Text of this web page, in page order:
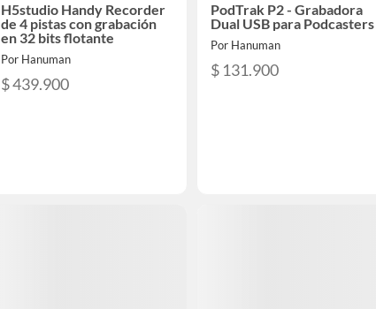
H5studio Handy Recorder
de 4 pistas con grabación
en 32 bits flotante
Por Hanuman
$ 439.900
PodTrak P2 - Grabadora
Dual USB para Podcasters
Por Hanuman
$ 131.900